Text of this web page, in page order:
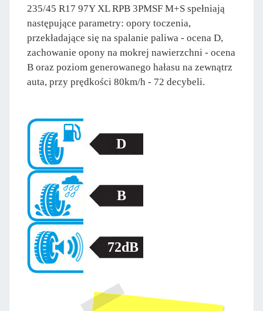
235/45 R17 97Y XL RPB 3PMSF M+S spełniają
następujące parametry: opory toczenia,
przekładające się na spalanie paliwa - ocena D,
zachowanie opony na mokrej nawierzchni - ocena
B oraz poziom generowanego hałasu na zewnątrz
auta, przy prędkości 80km/h - 72 decybeli.
D
B
72dB